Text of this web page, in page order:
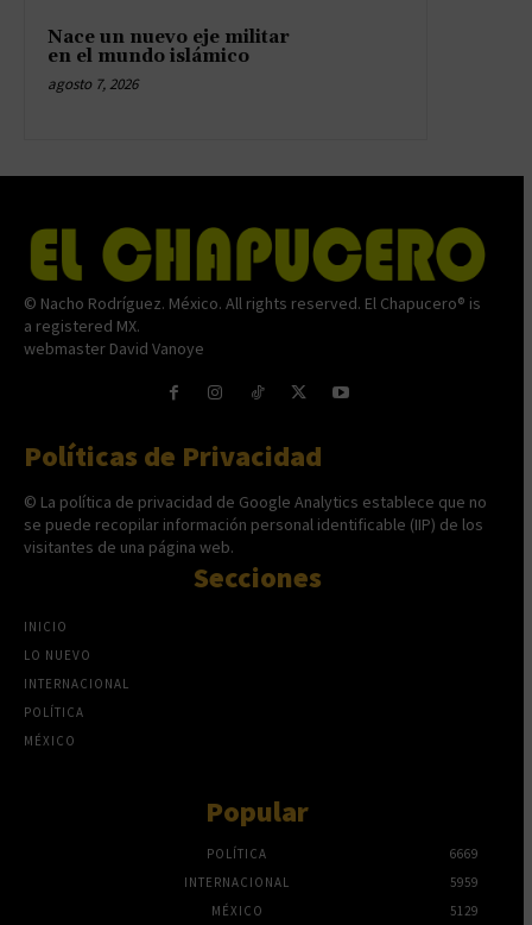
Nace un nuevo eje militar
en el mundo islámico
agosto 7, 2026
© Nacho Rodríguez. México. All rights reserved. El Chapucero® is
a registered MX.
webmaster David Vanoye
Políticas de Privacidad
© La política de privacidad de Google Analytics establece que no
se puede recopilar información personal identificable (IIP) de los
visitantes de una página web.
Secciones
INICIO
LO NUEVO
INTERNACIONAL
POLÍTICA
MÉXICO
Popular
POLÍTICA
6669
INTERNACIONAL
5959
MÉXICO
5129